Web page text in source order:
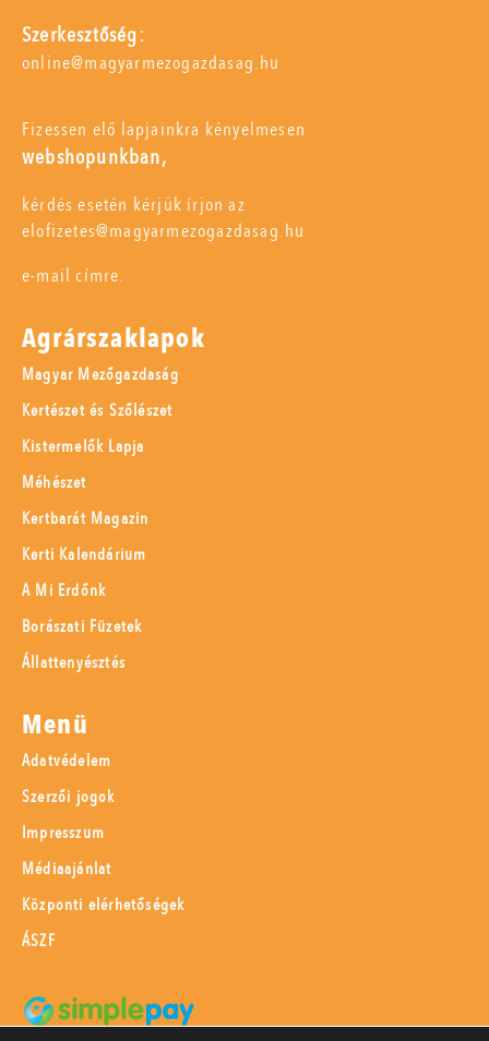
Szerkesztőség:
online@magyarmezogazdasag.hu
Fizessen elő lapjainkra kényelmesen
webshopunkban,
kérdés esetén kérjük írjon az
elofizetes@magyarmezogazdasag.hu
e-mail címre.
Agrárszaklapok
Magyar Mezőgazdaság
Kertészet és Szőlészet
Kistermelők Lapja
Méhészet
Kertbarát Magazin
Kerti Kalendárium
A Mi Erdőnk
Borászati Füzetek
Állattenyésztés
Menü
Adatvédelem
Szerzői jogok
Impresszum
Médiaajánlat
Központi elérhetőségek
ÁSZF